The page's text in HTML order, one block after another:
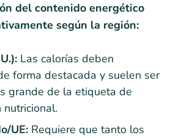
del contenido energético
según la región:
Las calorías deben
forma destacada y suelen ser
grande de la etiqueta de
nutricional.
UE: Requiere que tanto los